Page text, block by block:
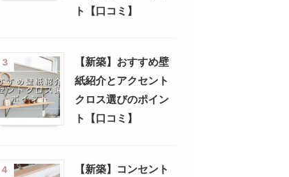
ト【口コミ】
3
【新築】おすすめ壁
紙紹介とアクセント
クロス選びのポイン
ト【口コミ】
4
【新築】コンセント